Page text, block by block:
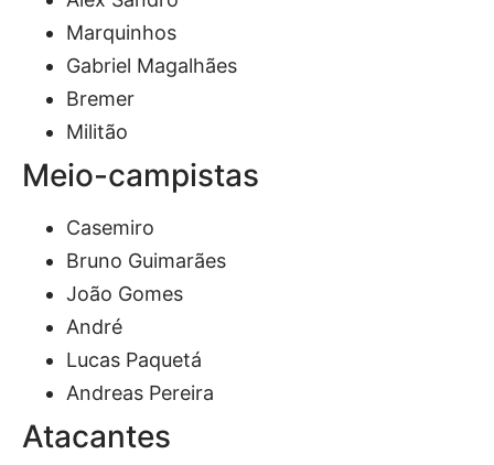
Marquinhos
Gabriel Magalhães
Bremer
Militão
Meio-campistas
Casemiro
Bruno Guimarães
João Gomes
André
Lucas Paquetá
Andreas Pereira
Atacantes